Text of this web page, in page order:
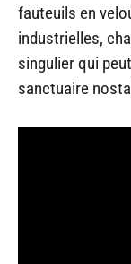
fauteuils en
industrielles,
singulier qui
sanctuaire